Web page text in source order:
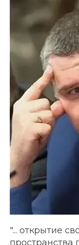
"... открытие
пространства